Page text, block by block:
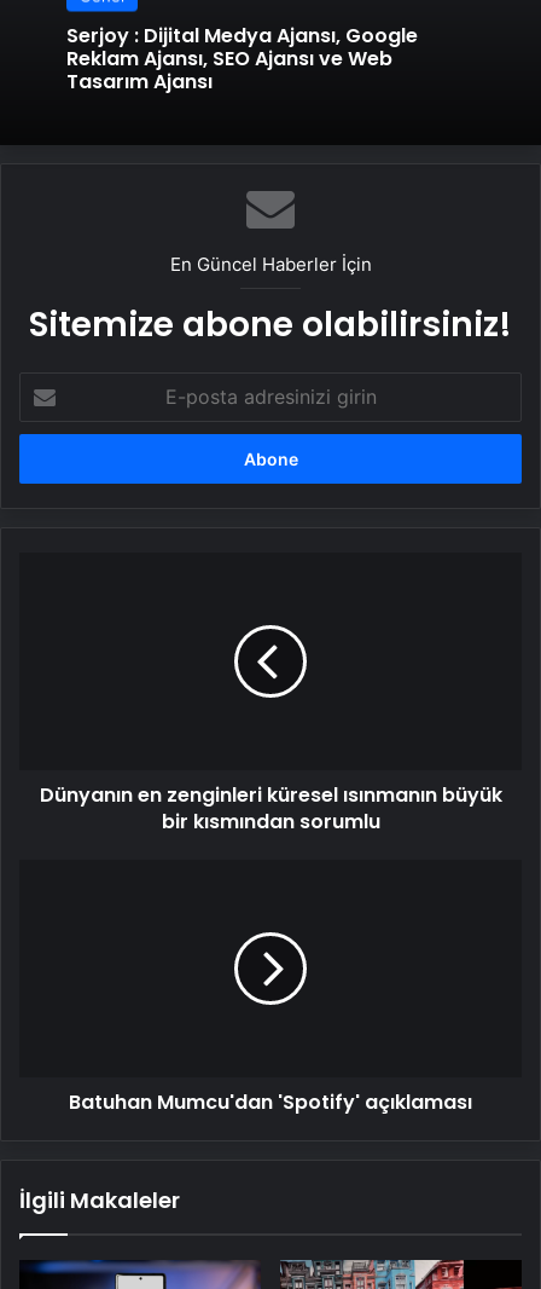
Serjoy : Dijital Medya Ajansı, Google
Reklam Ajansı, SEO Ajansı ve Web
Tasarım Ajansı
En Güncel Haberler İçin
Sitemize abone olabilirsiniz!
posta
adresinizi
Dünyanın en zenginleri küresel ısınmanın büyük
bir kısmından sorumlu
Batuhan Mumcu'dan 'Spotify' açıklaması
İlgili Makaleler